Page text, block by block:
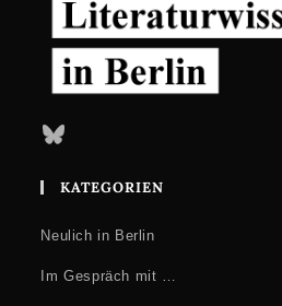
Bluesky
KATEGORIEN
Neulich in Berlin
Im Gespräch mit …